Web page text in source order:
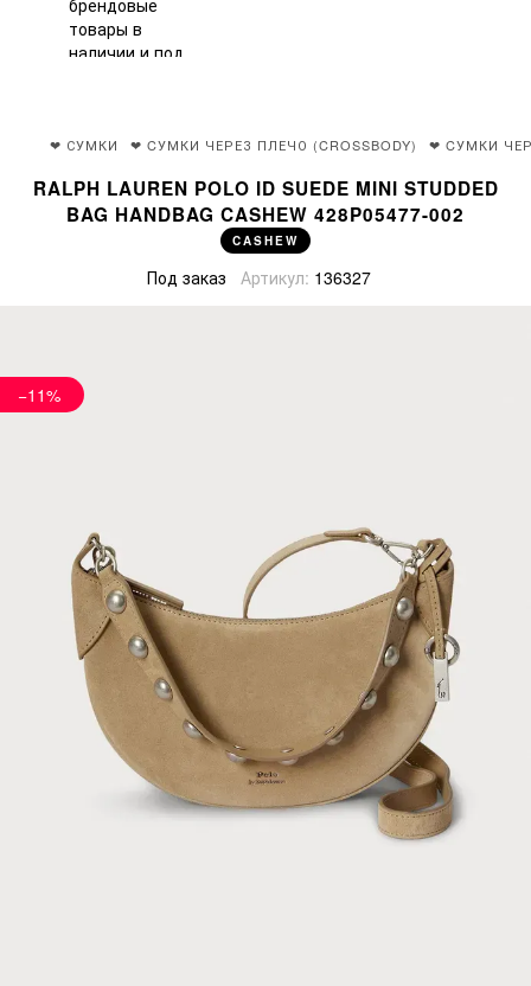
❤ СУМКИ ❤ CУМКИ ЧЕРЕЗ ПЛЕЧО (CROSSBODY) ❤ CУМКИ
RALPH LAUREN POLO ID SUEDE MINI STUDDED
BAG HANDBAG CASHEW 428P05477-002
CASHEW
Под заказ Артикул: 136327
−11%